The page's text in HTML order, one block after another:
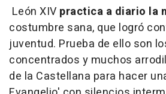
León XIV practica a diario la
costumbre sana, que logró
juventud. Prueba de ello son
concentrados y muchos
de la Castellana para hacer